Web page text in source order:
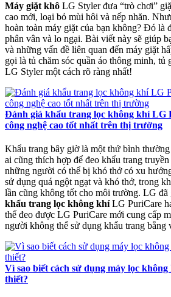
Máy giặt khô LG Styler đưa “trò chơi”
cao mới, loại bỏ mùi hôi và nếp nhăn.
hoàn toàn máy giặt của bạn không? Đó là
phân vân và lo ngại. Bài viết này sẽ giúp
và những vấn đề liên quan đến máy giặt
gọi là tủ chăm sóc quần áo thông minh, tủ
LG Styler một cách rõ ràng nhất!
Đánh giá khẩu trang lọc không khí LG
công nghệ cao tốt nhất trên thị trường
Khẩu trang bây giờ là một thứ bình
ai cũng thích hợp để đeo khẩu trang
những người có thể bị khó thở có xu
sử dụng quá ngột ngạt và khó thở, trong
lần cũng không tốt cho môi trường. LG đã
khẩu trang lọc không khíLG PuriCare
thể đeo được LG PuriCare mới cung cấp
người không thể sử dụng khẩu trang bằng
Vì sao biết cách sử dụng máy lọc
thiết?